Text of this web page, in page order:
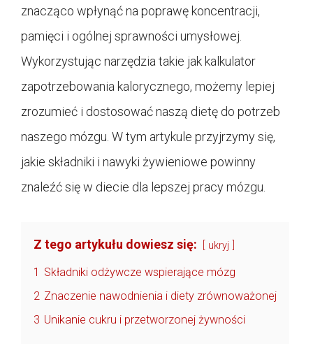
znacząco wpłynąć na poprawę koncentracji,
pamięci i ogólnej sprawności umysłowej.
Wykorzystując narzędzia takie jak kalkulator
zapotrzebowania kalorycznego, możemy lepiej
zrozumieć i dostosować naszą dietę do potrzeb
naszego mózgu. W tym artykule przyjrzymy się,
jakie składniki i nawyki żywieniowe powinny
znaleźć się w diecie dla lepszej pracy mózgu.
Z tego artykułu dowiesz się: ukryj
1 Składniki odżywcze wspierające mózg
2 Znaczenie nawodnienia i diety zrównoważonej
3 Unikanie cukru i przetworzonej żywności